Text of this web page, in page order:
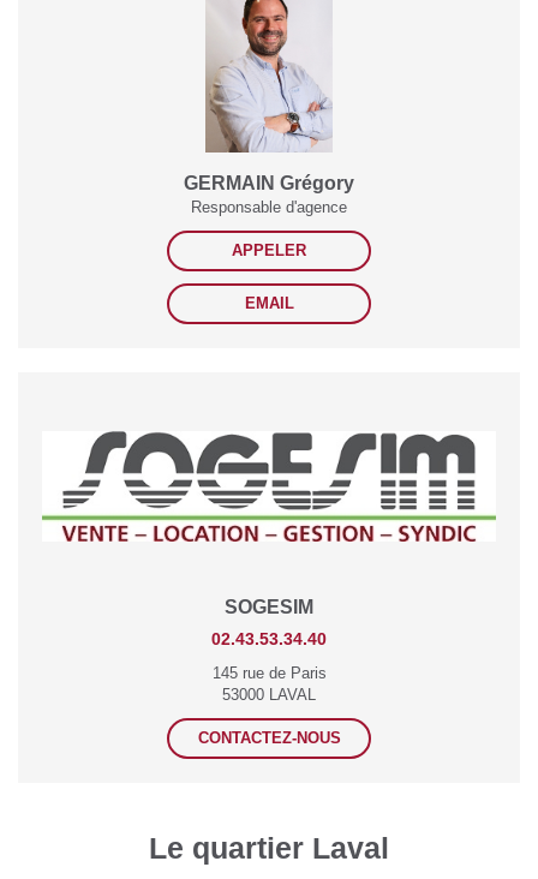
GERMAIN Grégory
Responsable d'agence
APPELER
EMAIL
SOGESIM
02.43.53.34.40
145 rue de Paris
53000 LAVAL
CONTACTEZ-NOUS
Le quartier Laval